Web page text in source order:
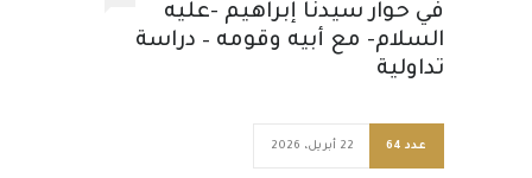
في حوار سيدنا إبراهيم -عليه
السلام- مع أبيه وقومه – دراسة
تداولية
عدد 64 22 أبريل، 2026